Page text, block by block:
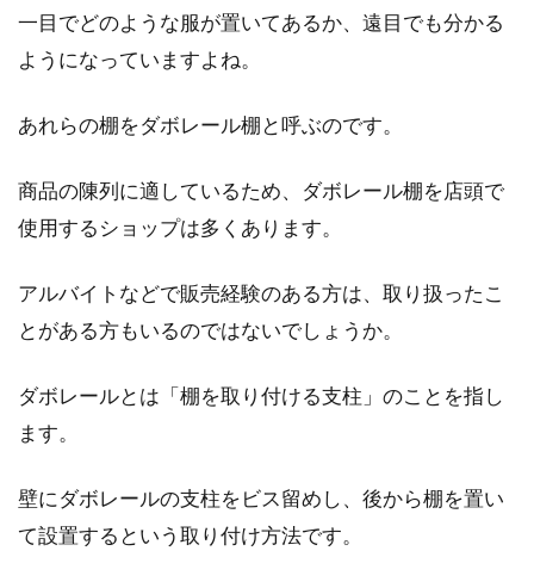
2DKで同棲を始めよう！より快適に
室が2つあるので、十分ゆとりある生活がイメ
ージできる...
おすすめ納戸収納術！3畳の納戸の
いもの...
一目でどのような服が置いてあるか、遠目でも分かる
ようになっていますよね。
あれらの棚をダボレール棚と呼ぶのです。
商品の陳列に適しているため、ダボレール棚を店頭で
使用するショップは多くあります。
アルバイトなどで販売経験のある方は、取り扱ったこ
とがある方もいるのではないでしょうか。
ダボレールとは「棚を取り付ける支柱」のことを指し
ます。
壁にダボレールの支柱をビス留めし、後から棚を置い
て設置するという取り付け方法です。